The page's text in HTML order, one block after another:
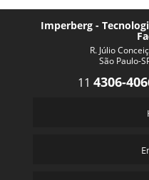
Imperberg -
R. Júlio
São Paulo-
11 4306-